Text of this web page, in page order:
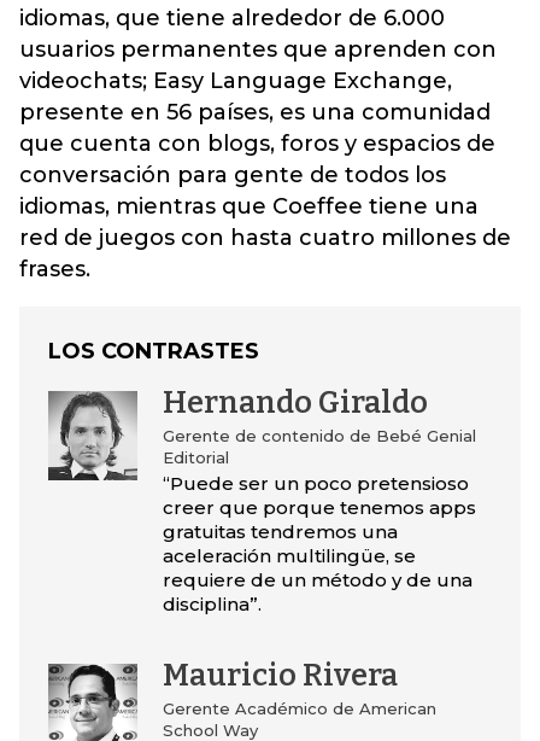
idiomas, que tiene alrededor de 6.000
usuarios permanentes que aprenden con
videochats; Easy Language Exchange,
presente en 56 países, es una comunidad
que cuenta con blogs, foros y espacios de
conversación para gente de todos los
idiomas, mientras que Coeffee tiene una
red de juegos con hasta cuatro millones de
frases.
LOS CONTRASTES
Hernando Giraldo
Gerente de contenido de Bebé Genial
Editorial
“Puede ser un poco pretensioso
creer que porque tenemos apps
gratuitas tendremos una
aceleración multilingüe, se
requiere de un método y de una
disciplina”.
Mauricio Rivera
Gerente Académico de American
School Way